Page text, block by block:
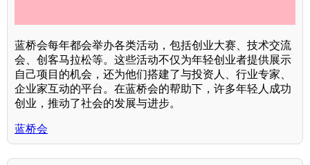
蓝桥会每年都会举办各类活动，包括创业大赛、技术交流
会、创客马拉松等。这些活动不仅为年轻创业者提供展示
自己项目的机会，还为他们搭建了与投资人、行业专家、
企业家互动的平台。在蓝桥会的帮助下，许多年轻人成功
创业，推动了社会的发展与进步。
蓝桥会